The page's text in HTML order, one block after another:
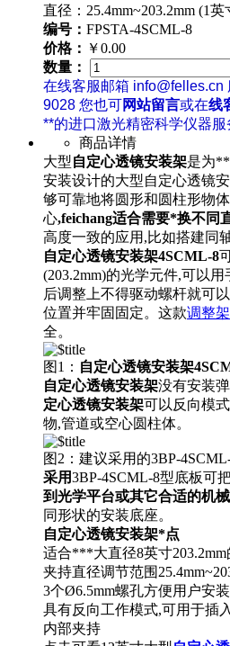
直径：25.4mm~203.2mm (1英
编号： FPSTA-4SCML-8
价格： ￥0.00
数量：
在线客服邮箱 info@felles.cn
9028 您也可网站留言或在线
**的进口激光精密科学仪器服
商品详情
大型自定心透镜安装架是为
安装设计的大型自定心透镜
够可靠地将圆形和圆柱形物
心,feichang适合需要*换不同
高度一致的应用,比如搭建同
自定心透镜安装架4SCML-8
(203.2mm)的光学元件,可以
后调整上不得驱动螺杆就可
位置并牢固固定。这款调整架
全。
图1： 自定心透镜安装架
自定心透镜安装架没有安装
定心透镜安装架可以反向模
物,管道或空心圆柱体。
图2：建议采用的3BP-
采用3BP-4SCML-8型底板可
到光学平台或其它合适的机
同形状的安装底座。
自定心透镜安装架*点
适合***大直径8英寸
夹持直径调节范围
3个Ø6.5mm螺孔方便用户安
具有反向工作模式,可用于插
内部夹持